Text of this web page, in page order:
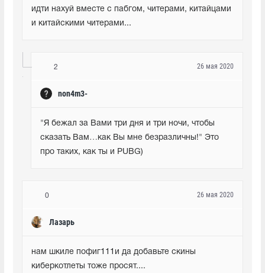
идти нахуй вместе с пабгом, читерами, китайцами
и китайскими читерами...
2
non4m3-
26 мая 2020
"Я бежал за Вами три дня и три ночи, чтобы
сказать Вам…как Вы мне безразличны!" Это
про таких, как ты и PUBG)
0
Лазарь
26 мая 2020
нам шкиле пофиг111и да добавьте скины
киберкотлеты тоже просят....